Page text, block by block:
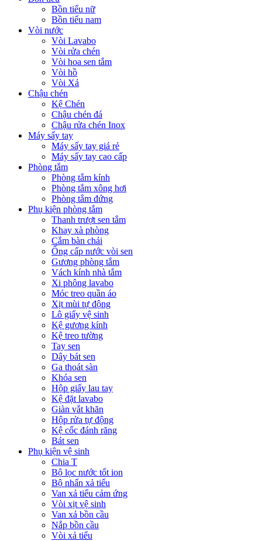
Bồn tiểu nữ
Bồn tiểu nam
Vòi nước
Vòi Lavabo
Vòi rửa chén
Vòi hoa sen tắm
Vòi hồ
Vòi Xả
Chậu chén
Kệ Chén
Chậu chén đá
Chậu rửa chén Inox
Máy sấy tay
Máy sấy tay giá rẻ
Máy sấy tay cao cấp
Phòng tắm
Phòng tắm kính
Phòng tắm xông hơi
Phòng tắm đứng
Phụ kiện phòng tắm
Thanh trượt sen tắm
Khay xà phòng
Cắm bàn chải
Ống cấp nước vòi sen
Gương phòng tắm
Vách kính nhà tắm
Xi phông lavabo
Móc treo quần áo
Xịt mùi tự động
Lô giấy vệ sinh
Kệ gương kính
Kệ treo tường
Tay sen
Dây bát sen
Ga thoát sàn
Khóa sen
Hộp giấy lau tay
Kệ đặt lavabo
Giàn vắt khăn
Hộp rửa tự động
Kệ cốc đánh răng
Bát sen
Phụ kiện vệ sinh
Chia T
Bộ lọc nước tốt ion
Bộ nhấn xả tiểu
Van xả tiểu cảm ứng
Vòi xịt vệ sinh
Van xả bồn cầu
Nắp bồn cầu
Vòi xả tiểu